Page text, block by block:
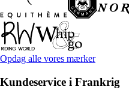
Opdag alle vores mærker
Kundeservice i Frankrig